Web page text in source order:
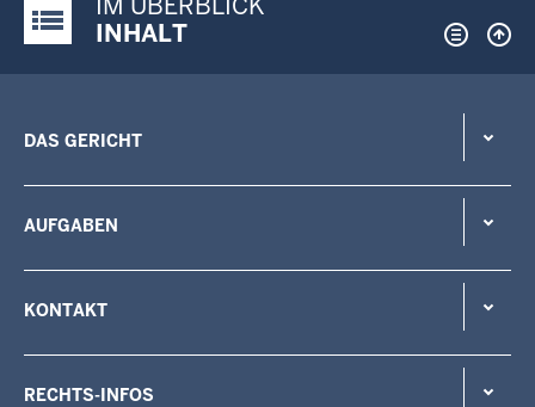
Justiz-Portal im Überblick:
INHALT
DAS GERICHT
AUFGABEN
KONTAKT
RECHTS-INFOS